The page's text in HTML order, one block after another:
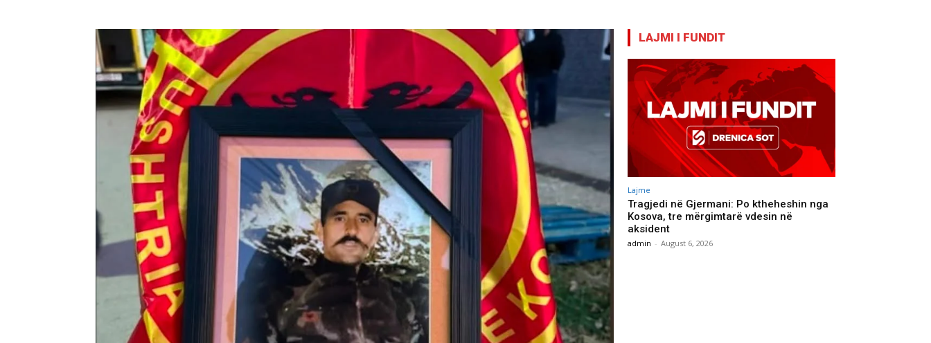
LAJMI I FUNDIT
Lajme
Tragjedi në Gjermani: Po ktheheshin nga
Kosova, tre mërgimtarë vdesin në
aksident
admin - August 6, 2026